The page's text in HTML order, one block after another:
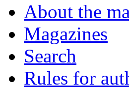
About the
Magazines
Search
Rules for